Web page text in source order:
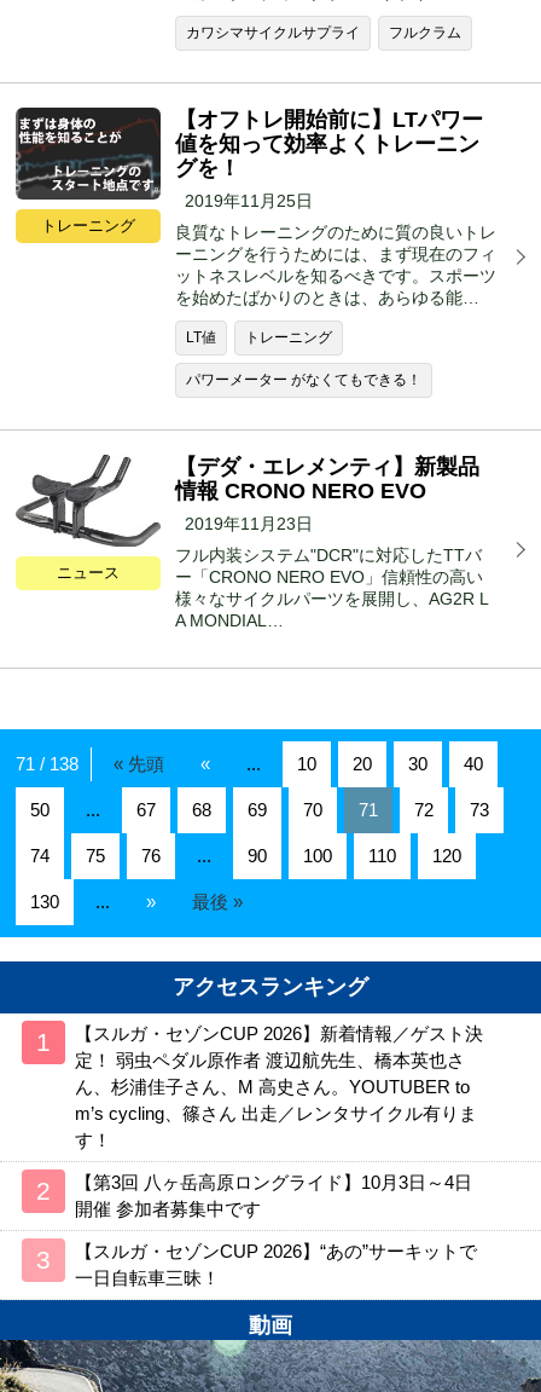
カワシマサイクルサプライ フルクラム
トレーニング
【オフトレ開始前に】LTパワー
値を知って効率よくトレーニン
グを！
2019年11月25日
良質なトレーニングのために質の良いトレ
ーニングを行うためには、まず現在のフィ
ットネスレベルを知るべきです。スポーツ
を始めたばかりのときは、あらゆる能…
LT値 トレーニング
パワーメーター がなくてもできる！
ニュース
【デダ・エレメンティ】新製品
情報 CRONO NERO EVO
2019年11月23日
フル内装システム"DCR"に対応したTTバ
ー「CRONO NERO EVO」信頼性の高い
様々なサイクルパーツを展開し、AG2R L
A MONDIAL…
71 / 138 « 先頭 « ... 10 20 30 40
50 ... 67 68 69 70 71 72 73
74 75 76 ... 90 100 110 120
130 ... » 最後 »
アクセスランキング
【スルガ・セゾンCUP 2026】新着情報／ゲスト決
定！ 弱虫ペダル原作者 渡辺航先生、橋本英也さ
ん、杉浦佳子さん、M 高史さん。YOUTUBER to
m’s cycling、篠さん 出走／レンタサイクル有りま
す！
【第3回 八ヶ岳高原ロングライド】10月3日～4日
開催 参加者募集中です
【スルガ・セゾンCUP 2026】“あの”サーキットで
一日自転車三昧！
動画